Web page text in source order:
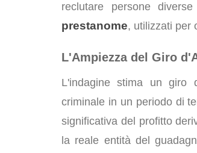
reclutare persone
prestanome, utilizzati per
L'Ampiezza del Giro
L'indagine stima un giro
criminale in un periodo di
significativa del profitto
la reale entità del